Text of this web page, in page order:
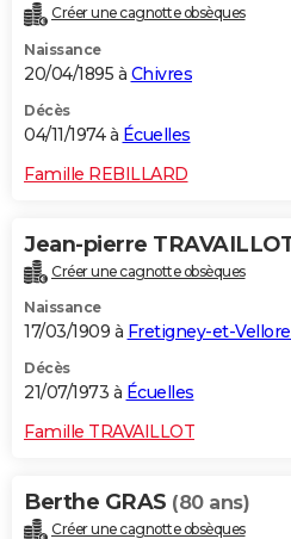
Créer une cagnotte obsèques
Naissance
20/04/1895 à Chivres
Décès
04/11/1974 à Écuelles
Famille REBILLARD
Jean-pierre
Créer une cagnotte obsèques
Naissance
17/03/1909 à Fretigney-et-
Décès
21/07/1973 à Écuelles
Famille TRAVAILLOT
Berthe GRAS (80 ans)
Créer une cagnotte obsèques